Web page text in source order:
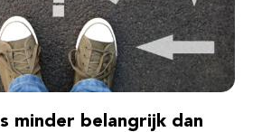
minder belangrijk dan